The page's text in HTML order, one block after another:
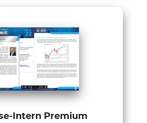
Intern Premium